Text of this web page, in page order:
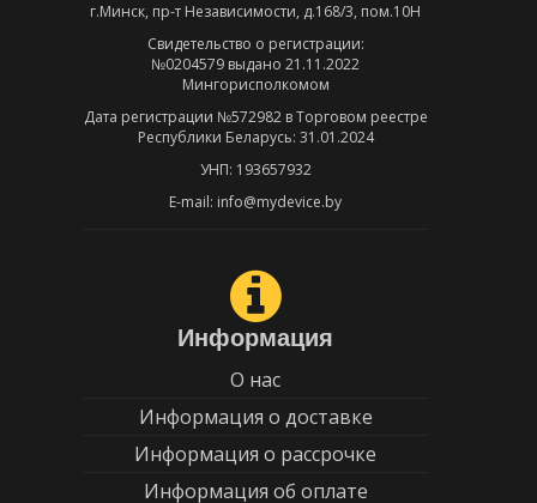
г.Минск, пр-т Независимости, д.168/3, пом.10Н
Свидетельство о регистрации:
№0204579 выдано 21.11.2022
Мингорисполкомом
Дата регистрации №572982 в Торговом реестре
Республики Беларусь: 31.01.2024
УНП: 193657932
E-mail: info@mydevice.by
Информация
О нас
Информация о доставке
Информация о рассрочке
Информация об оплате